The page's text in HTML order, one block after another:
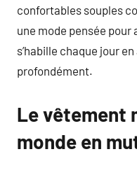
confortables souples
une mode pensée
s’habille chaque jour
profondément.
Le vêtement
monde en